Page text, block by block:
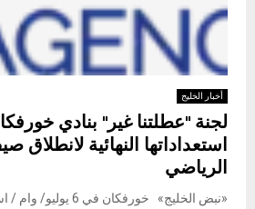
أخبار الخليج
لجنة "عطلتنا غير" بنادي
استعداداتها النهائية لانطلاق
الرياضي
«نبض الخليج» خورفكان